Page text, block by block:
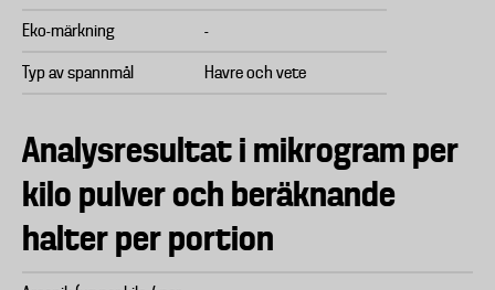
Eko-märkning -
Typ av spannmål Havre och vete
Analysresultat i mikrogram per
kilo pulver och beräknande
halter per portion